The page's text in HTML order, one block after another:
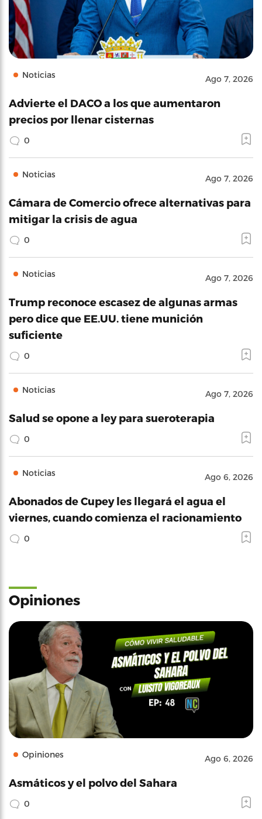
Noticias Ago 7, 2026
Advierte el DACO a los que aumentaron
precios por llenar cisternas
0
Noticias Ago 7, 2026
Cámara de Comercio ofrece alternativas para
mitigar la crisis de agua
0
Noticias Ago 7, 2026
Trump reconoce escasez de algunas armas
pero dice que EE.UU. tiene munición
suficiente
0
Noticias Ago 7, 2026
Salud se opone a ley para sueroterapia
0
Noticias Ago 6, 2026
Abonados de Cupey les llegará el agua el
viernes, cuando comienza el racionamiento
0
Opiniones
Opiniones Ago 6, 2026
Asmáticos y el polvo del Sahara
0